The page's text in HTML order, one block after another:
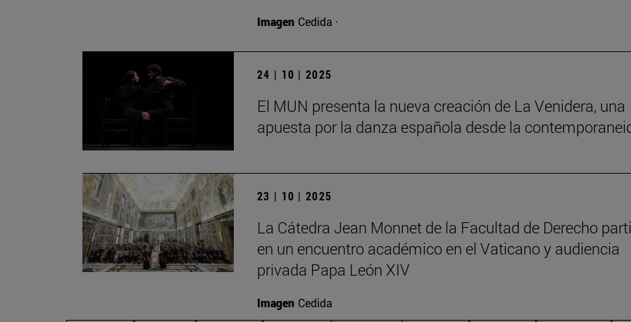
Imagen Cedida ·
24 | 10 | 2025
El MUN presenta la nueva creación de La Venidera, una
apuesta por la danza española desde la
23 | 10 | 2025
La Cátedra Jean Monnet de la Facultad de Derecho
en un encuentro académico en el Vaticano y audiencia
privada Papa León XIV
Imagen Cedida